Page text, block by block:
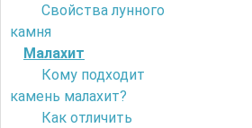
Свойства лунного
камня
Малахит
Кому подходит
камень малахит?
Как отличить